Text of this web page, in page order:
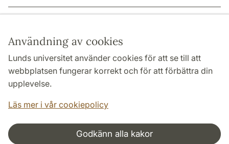
Användning av cookies
Lunds universitet använder cookies för att se till att
webbplatsen fungerar korrekt och för att förbättra din
upplevelse.
Läs mer i vår cookiepolicy
Godkänn alla kakor
HUMANISTISKA OCH TEOLOGISKA FAKULTETERNA
INSTITUTIONER